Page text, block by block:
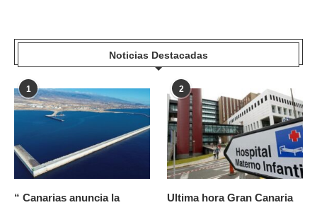
Noticias Destacadas
1
“ Canarias anuncia la
2
Ultima hora Gran Canaria